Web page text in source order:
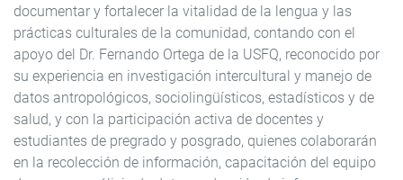
documentar y fortalecer la vitalidad de la lengua y las
prácticas culturales de la comunidad, contando con el
apoyo del Dr. Fernando Ortega de la USFQ, reconocido por
su experiencia en investigación intercultural y manejo de
datos antropológicos, sociolingüísticos, estadísticos y de
salud, y con la participación activa de docentes y
estudiantes de pregrado y posgrado, quienes colaborarán
en la recolección de información, capacitación del equipo